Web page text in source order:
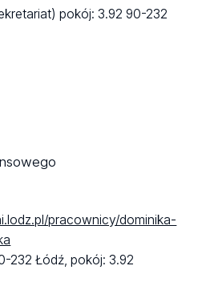
pokój: 3.9290-232
pracownicy/dominika-
232 Łódź,pokój: 3.92